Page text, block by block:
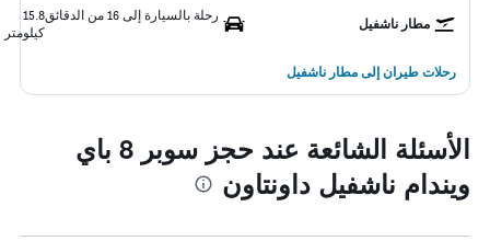
مطار ناشفيل
رحلة بالسيارة إلى 16 من الدقائق
15.8
كيلومتر
رحلات طيران إلى مطار ناشفيل
الأسئلة الشائعة عند حجز سوبر 8 باي
ويندام ناشفيل داونتاون